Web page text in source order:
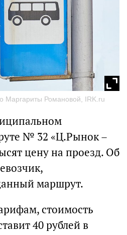
Маргариты Романовой, IRK.ru
№ 32 «Ц.Рынок –
цену на проезд. Об
маршрут.
стоимость
40 рублей в